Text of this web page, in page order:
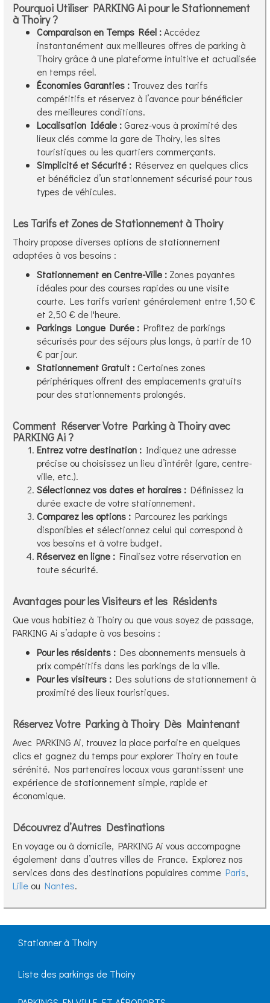
Pourquoi Utiliser PARKING Ai pour le Stationnement
à Thoiry ?
Comparaison en Temps Réel :Accédez
instantanément aux meilleures offres de parking à
Thoiry grâce à une plateforme intuitive et actualisée
en temps réel.
Économies Garanties : Trouvez des tarifs
compétitifs et réservez à l’avance pour bénéficier
des meilleures conditions.
Localisation Idéale :Garez-vous à proximité des
lieux clés comme la gare de Thoiry, les sites
touristiques ou les quartiers commerçants.
Simplicité et Sécurité : Réservez en quelques clics
et bénéficiez d’un stationnement sécurisé pour tous
types de véhicules.
Les Tarifs et Zones de Stationnement à Thoiry
Thoiry propose diverses options de stationnement
adaptées à vos besoins :
Stationnement en Centre-Ville : Zones payantes
idéales pour des courses rapides ou une visite
courte. Les tarifs varient généralement entre 1,50 €
et 2,50 € de l'heure.
Parkings Longue Durée : Profitez de parkings
sécurisés pour des séjours plus longs, à partir de 10
€ par jour.
Stationnement Gratuit :Certaines zones
périphériques offrent des emplacements gratuits
pour des stationnements prolongés.
Comment Réserver Votre Parking à Thoiry avec
PARKING Ai ?
Entrez votre destination : Indiquez une adresse
précise ou choisissez un lieu d’intérêt (gare, centre-
ville, etc.).
Sélectionnez vos dates et horaires : Définissez la
durée exacte de votre stationnement.
Comparez les options : Parcourez les parkings
disponibles et sélectionnez celui qui correspond à
vos besoins et à votre budget.
Réservez en ligne : Finalisez votre réservation en
toute sécurité.
Avantages pour les Visiteurs et les Résidents
Que vous habitiez à Thoiry ou que vous soyez de passage,
PARKING Ai s’adapte à vos besoins :
Pour les résidents : Des abonnements mensuels à
prix compétitifs dans les parkings de la ville.
Pour les visiteurs : Des solutions de stationnement à
proximité des lieux touristiques.
Réservez Votre Parking à Thoiry Dès Maintenant
Avec PARKING Ai, trouvez la place parfaite en quelques
clics et gagnez du temps pour explorer Thoiry en toute
sérénité. Nos partenaires locaux vous garantissent une
expérience de stationnement simple, rapide et
économique.
Découvrez d’Autres Destinations
En voyage ou à domicile, PARKING Ai vous accompagne
également dans d’autres villes de France. Explorez nos
services dans des destinations populaires comme Paris,
Lille ou Nantes.
Stationner à Thoiry
Liste des parkings de Thoiry